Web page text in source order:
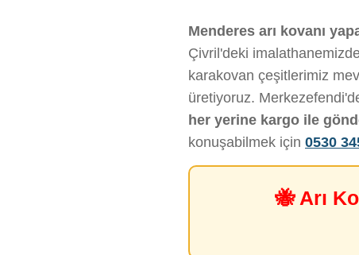
Menderes arı kovanı
Çivril'deki
karakovan çeşitlerimiz
üretiyoruz.
her yerine kargo ile
konuşabilmek için 0530
🐝 Arı